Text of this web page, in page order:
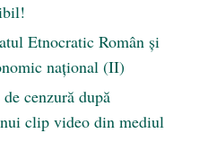
Etnocratic Român şi
naţional (II)
cenzură după
clip video din mediul